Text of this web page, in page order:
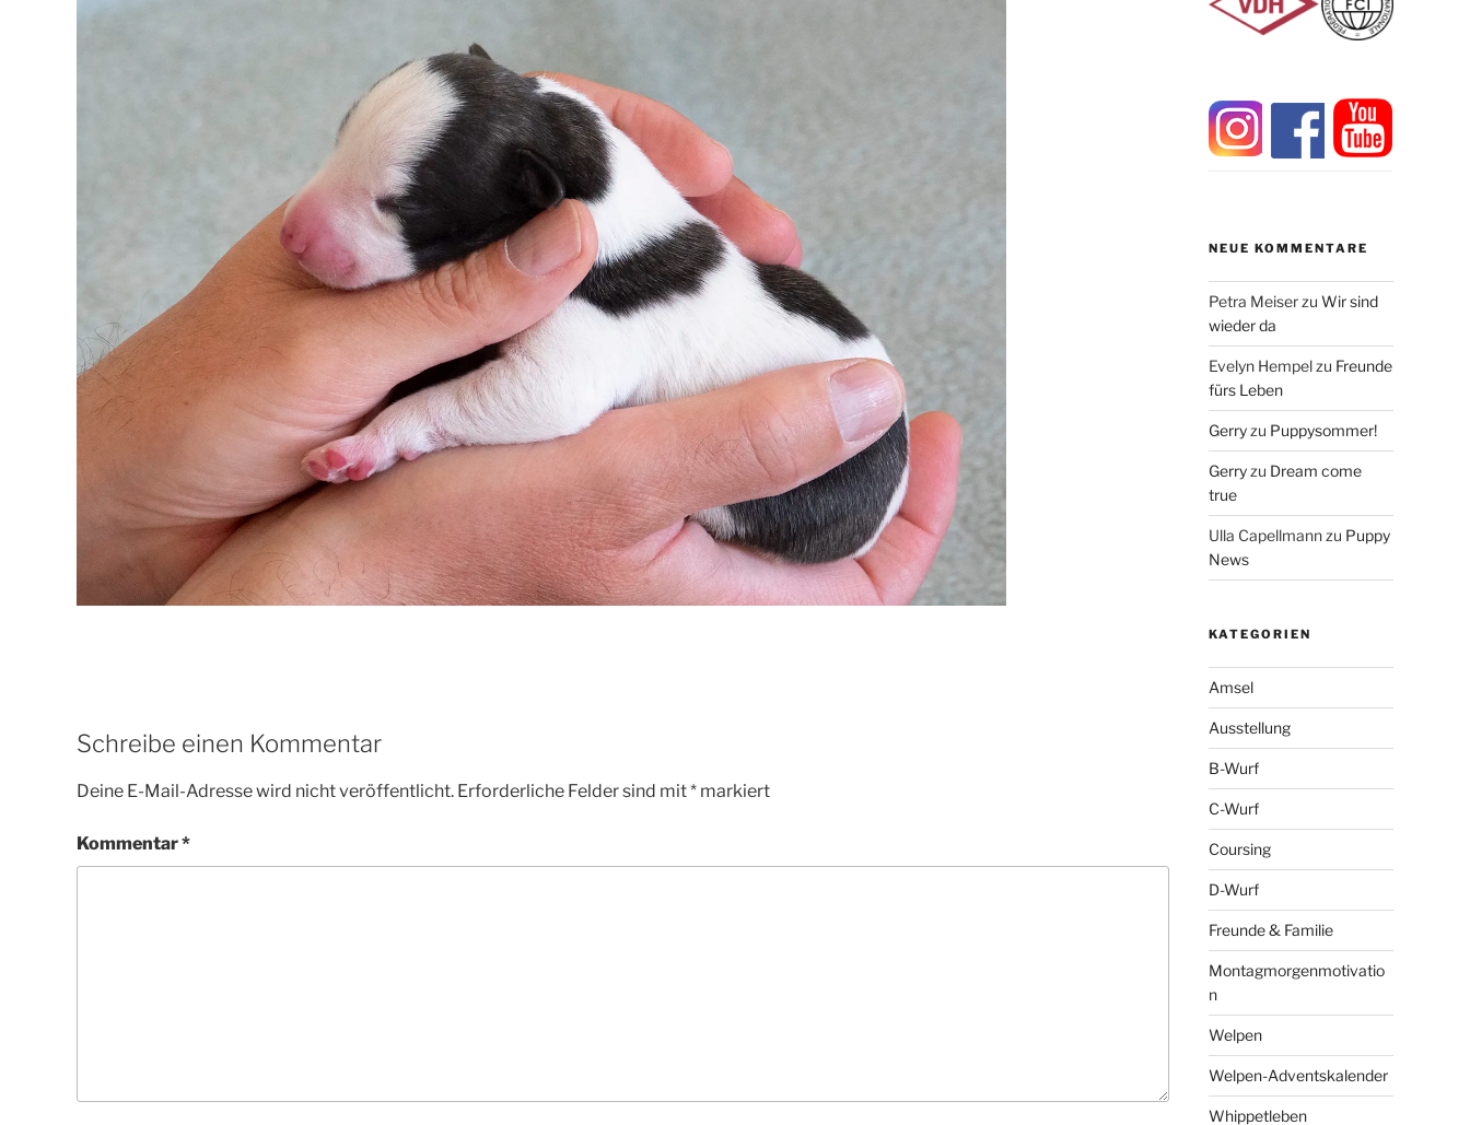
Schreibe einen Kommentar
Deine E-Mail-Adresse wird nicht veröffentlicht. Erforderliche Felder sind mit* markiert
Kommentar*
NEUE KOMMENTARE
Petra Meiser zuWir sind
wieder da
Evelyn Hempel zu Freunde
fürs Leben
Gerry zu Puppysommer!
Gerry zu Dream come
true
Ulla Capellmann zu Puppy
News
KATEGORIEN
Amsel
Ausstellung
B-Wurf
C-Wurf
Coursing
D-Wurf
Freunde & Familie
Montagmorgenmotivatio
n
Welpen
Welpen-Adventskalender
Whippetleben